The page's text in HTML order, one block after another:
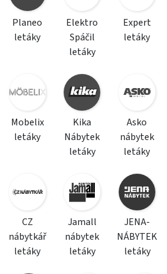
Planeo
letáky
Elektro
Spáčil
letáky
Expert
letáky
Mobelix
letáky
Kika
Nábytek
letáky
Asko
nábytek
letáky
CZ
nábytkář
letáky
Jamall
nábytek
letáky
JENA-
NÁBYTEK
letáky